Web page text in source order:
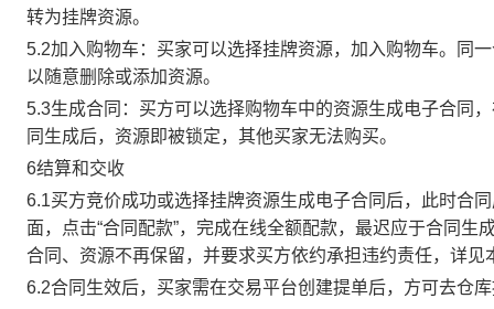
转为挂牌资源。
5.2加入购物车：买家可以选择挂牌资源，加入购物车。同
以随意删除或添加资源。
5.3生成合同：买方可以选择购物车中的资源生成电子合同
同生成后，资源即被锁定，其他买家无法购买。
6结算和交收
6.1买方竞价成功或选择挂牌资源生成电子合同后，此时合
面，点击“合同配款”，完成在线全额配款，最迟应于合同
合同、资源不再保留，并要求买方依约承担违约责任，详见
6.2合同生效后，买家需在交易平台创建提单后，方可去仓